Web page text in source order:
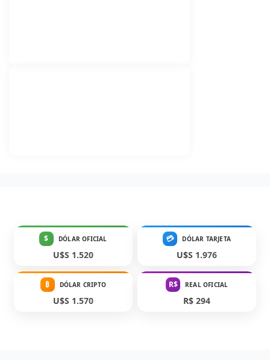
$ DÓLAR OFICIAL
U$S 1.520
💳 DÓLAR TARJETA
U$S 1.976
₿ DÓLAR CRIPTO
U$S 1.570
R$ REAL OFICIAL
R$ 294